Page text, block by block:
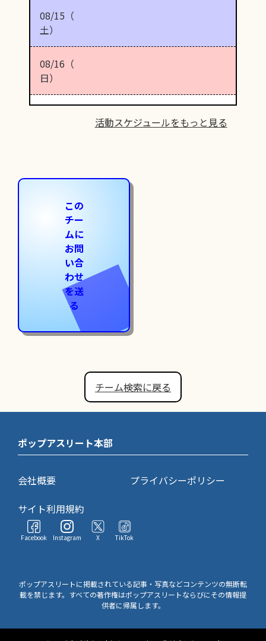
08/15（
土）
08/16（
日）
活動スケジュールをもっと見る
この
チー
ムに
お問
い合
わせ
を送
る
チーム検索に戻る
ポップアスリート本部
会社概要
プライバシーポリシー
サイト利用規約
Facebook Instagram X TikTok
ポップアスリートに掲載されている記事・写真などコンテンツの無断転
載を禁じます。すべての著作権はポップアスリートならびにその情報提
供者に帰属します。